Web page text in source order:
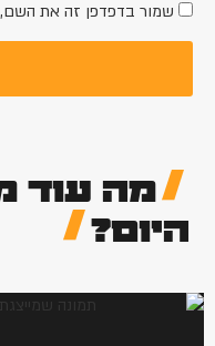
שמור בדפדפן זה את השם,
מה עוד
היום?